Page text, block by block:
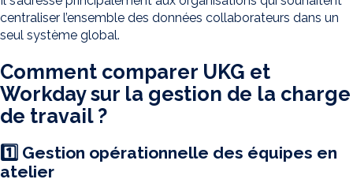
centraliser l’ensemble des données collaborateurs dans un
seul système global.
Comment comparer UKG et
Workday sur la gestion de la charge
de travail ?
1️⃣ Gestion opérationnelle des équipes en
atelier